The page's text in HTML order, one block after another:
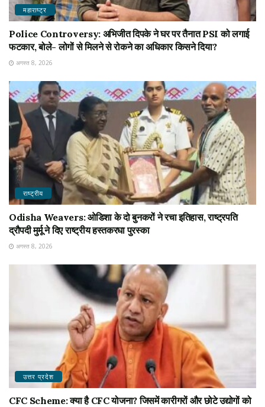
महाराष्ट्र
Police Controversy: अभिजीत दिपके ने घर पर तैनात PSI को लगाई
फटकार, बोले- लोगों से मिलने से रोकने का अधिकार किसने दिया?
अगस्त 8, 2026
राष्ट्रीय
Odisha Weavers: ओडिशा के दो बुनकरों ने रचा इतिहास, राष्ट्रपति
द्रौपदी मुर्मू ने दिए राष्ट्रीय हस्तकरघा पुरस्का
अगस्त 8, 2026
उत्तर प्रदेश
CFC Scheme: क्या है CFC योजना? जिसमें कारीगरों और छोटे उद्योगों को